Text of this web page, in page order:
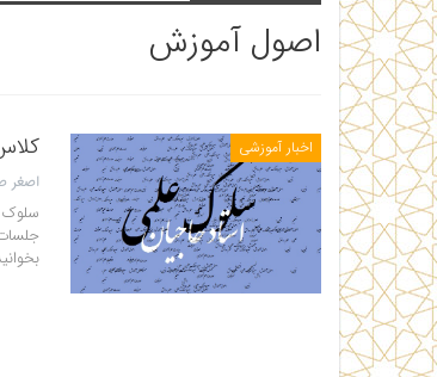
اصول آموزش
اخبار آموزشی کلاس